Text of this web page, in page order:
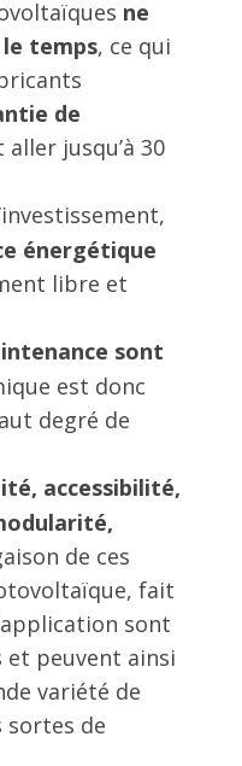
ne
le temps, ce qui
de
jusqu’à 30
énergétique
libre et
sont
est donc
degré de
accessibilité,
de ces
fait
sont
peuvent ainsi
variété de
sortes de